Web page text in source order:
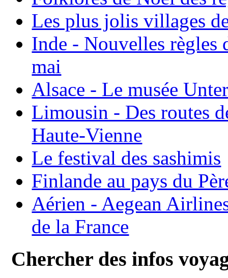
Les plus jolis villages
Inde - Nouvelles règles
mai
Alsace - Le musée
Limousin - Des routes
Haute-Vienne
Le festival des sashimis
Finlande au pays du
Aérien - Aegean
de la France
Chercher des infos